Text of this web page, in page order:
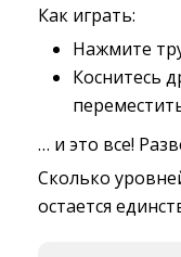
Как играть:
Нажмите
Коснитесь
… и это все!
Сколько
остается